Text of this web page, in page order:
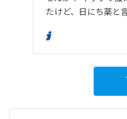
たけど、日にち薬と